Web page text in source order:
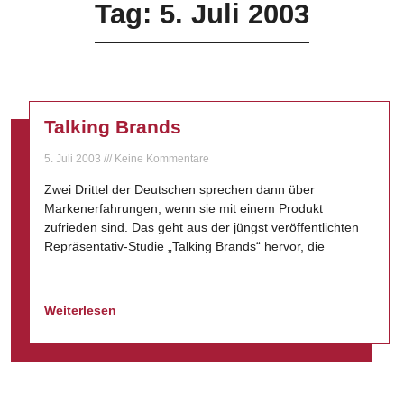
Tag: 5. Juli 2003
Talking Brands
5. Juli 2003 Keine Kommentare
Zwei Drittel der Deutschen sprechen dann über
Markenerfahrungen, wenn sie mit einem Produkt
zufrieden sind. Das geht aus der jüngst veröffentlichten
Repräsentativ-Studie „Talking Brands“ hervor, die
Weiterlesen